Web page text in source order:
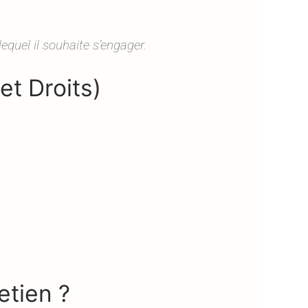
il souhaite s’engager.
Droits)
?